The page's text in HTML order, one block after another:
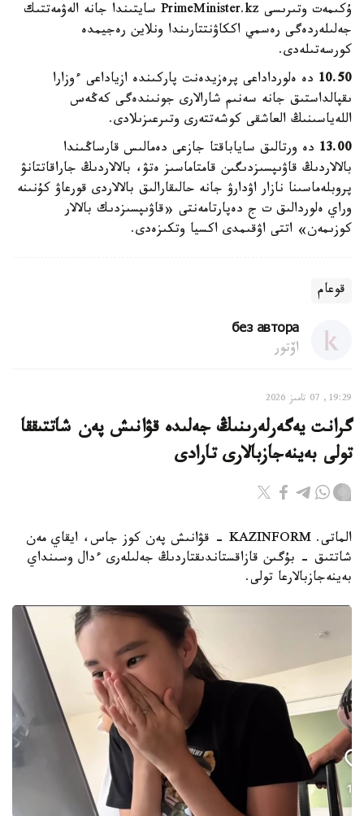
ۇكىمەت وتىرىسى PrimeMinister.kz سايتىندا جانە الەۋمەتتىك
جەلىلەردەگى رەسمي اككاۋنتتارىندا ونلاين رەجيمدە
كورسەتىلەدى.
10.50 دە ەلورداداعى پرەزيدەنت پاركىندە ازياداعى ءوزارا
ىقپالداستىق جانە سەنىم شارالارى جونىندەگى كەڭەس
اللەياسىنىڭ العاشقى كوشەتتەرى وتىرعىزىلادى.
13.00 دە ورتالىق ساياباقتا جازعى دەمالىس قارساڭىندا
بالالاردىڭ قاۋىپسىزدىگىن قامتاماسىز ەتۋ، بالالاردىڭ جاراقاتتانۋ
پروبلەماسىنا نازار اۋدارۋ جانە حالىقارالىق بالالاردى قورعاۋ كۇنىنە
وراي ەلوردالىق ت ج دەپارتامەنتى «قاۋىپسىزدىك بالالار
كوزىمەن» اتتى اۋقىمدى اكسيا وتكىزەدى.
قوعام
без автора
اۆتور
19:29, 07 تامىز 2026
گرانت يەگەرلەرىنىڭ جەلىدە قۋانىش پەن شاتتىققا
تولى بەينەجازبالارى تارادى
الماتى. KAZINFORM - قۋانىش پەن كوز جاس، ايقاي مەن
شاتتىق - بۇگىن قازاقستاندىقتاردىڭ جەلىلەرى ءدال وسىنداي
بەينەجازبالارعا تولى.